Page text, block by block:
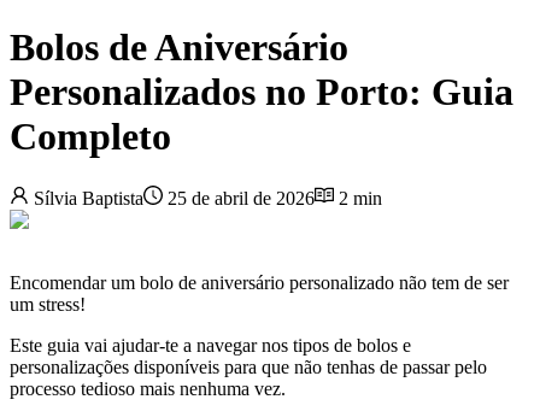
Bolos de Aniversário
Personalizados no Porto: Guia
Completo
Sílvia Baptista 25 de abril de 2026 2 min
Encomendar um bolo de aniversário personalizado não tem de ser
um stress!
Este guia vai ajudar-te a navegar nos tipos de bolos e
personalizações disponíveis para que não tenhas de passar pelo
processo tedioso mais nenhuma vez.